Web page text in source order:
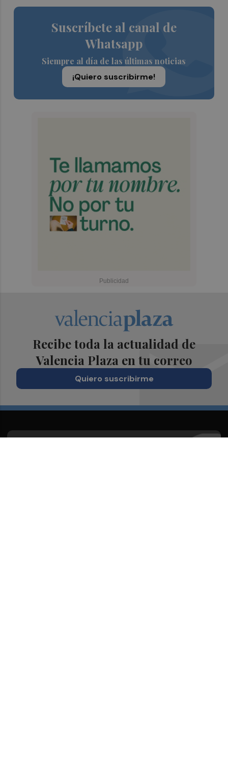
Suscríbete al canal de
Whatsapp
Siempre al día de las últimas noticias
¡Quiero suscribirme!
Recibe toda la actualidad de
Valencia Plaza en tu correo
Quiero suscribirme